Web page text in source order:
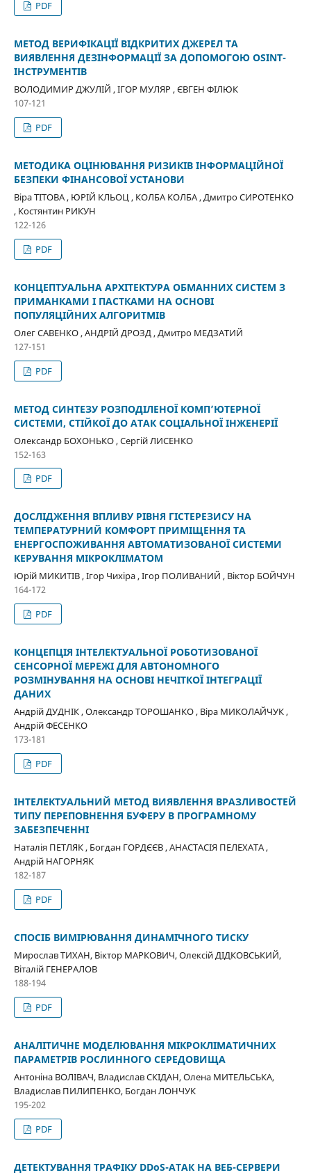
PDF
МЕТОД ВЕРИФІКАЦІЇ ВІДКРИТИХ ДЖЕРЕЛ ТА
ВИЯВЛЕННЯ ДЕЗІНФОРМАЦІЇ ЗА ДОПОМОГОЮ OSINT-
ІНСТРУМЕНТІВ
ВОЛОДИМИР ДЖУЛІЙ , ІГОР МУЛЯР , ЄВГЕН ФІЛЮК
107-121
PDF
МЕТОДИКА ОЦІНЮВАННЯ РИЗИКІВ ІНФОРМАЦІЙНОЇ
БЕЗПЕКИ ФІНАНСОВОЇ УСТАНОВИ
Віра ТІТОВА , ЮРІЙ КЛЬОЦ , КОЛБА КОЛБА , Дмитро СИРОТЕНКО
, Костянтин РИКУН
122-126
PDF
КОНЦЕПТУАЛЬНА АРХІТЕКТУРА ОБМАННИХ СИСТЕМ З
ПРИМАНКАМИ І ПАСТКАМИ НА ОСНОВІ
ПОПУЛЯЦІЙНИХ АЛГОРИТМІВ
Олег САВЕНКО , АНДРІЙ ДРОЗД , Дмитро МЕДЗАТИЙ
127-151
PDF
МЕТОД СИНТЕЗУ РОЗПОДІЛЕНОЇ КОМП’ЮТЕРНОЇ
СИСТЕМИ, СТІЙКОЇ ДО АТАК СОЦІАЛЬНОЇ ІНЖЕНЕРІЇ
Олександр БОХОНЬКО , Сергій ЛИСЕНКО
152-163
PDF
ДОСЛІДЖЕННЯ ВПЛИВУ РІВНЯ ГІСТЕРЕЗИСУ НА
ТЕМПЕРАТУРНИЙ КОМФОРТ ПРИМІЩЕННЯ ТА
ЕНЕРГОСПОЖИВАННЯ АВТОМАТИЗОВАНОЇ СИСТЕМИ
КЕРУВАННЯ МІКРОКЛІМАТОМ
Юрій МИКИТІВ , Ігор Чихіра , Ігор ПОЛИВАНИЙ , Віктор БОЙЧУН
164-172
PDF
КОНЦЕПЦІЯ ІНТЕЛЕКТУАЛЬНОЇ РОБОТИЗОВАНОЇ
СЕНСОРНОЇ МЕРЕЖІ ДЛЯ АВТОНОМНОГО
РОЗМІНУВАННЯ НА ОСНОВІ НЕЧІТКОЇ ІНТЕГРАЦІЇ
ДАНИХ
Андрій ДУДНІК , Олександр ТОРОШАНКО , Віра МИКОЛАЙЧУК ,
Андрій ФЕСЕНКО
173-181
PDF
ІНТЕЛЕКТУАЛЬНИЙ МЕТОД ВИЯВЛЕННЯ ВРАЗЛИВОСТЕЙ
ТИПУ ПЕРЕПОВНЕННЯ БУФЕРУ В ПРОГРАМНОМУ
ЗАБЕЗПЕЧЕННІ
Наталія ПЕТЛЯК , Богдан ГОРДЄЄВ , АНАСТАСІЯ ПЕЛЕХАТА ,
Андрій НАГОРНЯК
182-187
PDF
СПОСІБ ВИМІРЮВАННЯ ДИНАМІЧНОГО ТИСКУ
Мирослав ТИХАН, Віктор МАРКОВИЧ, Олексій ДІДКОВСЬКИЙ,
Віталій ГЕНЕРАЛОВ
188-194
PDF
АНАЛІТИЧНЕ МОДЕЛЮВАННЯ МІКРОКЛІМАТИЧНИХ
ПАРАМЕТРІВ РОСЛИННОГО СЕРЕДОВИЩА
Антоніна ВОЛІВАЧ, Владислав СКІДАН, Олена МИТЕЛЬСЬКА,
Владислав ПИЛИПЕНКО, Богдан ЛОНЧУК
195-202
PDF
ДЕТЕКТУВАННЯ ТРАФІКУ DDoS-АТАК НА ВЕБ-СЕРВЕРИ